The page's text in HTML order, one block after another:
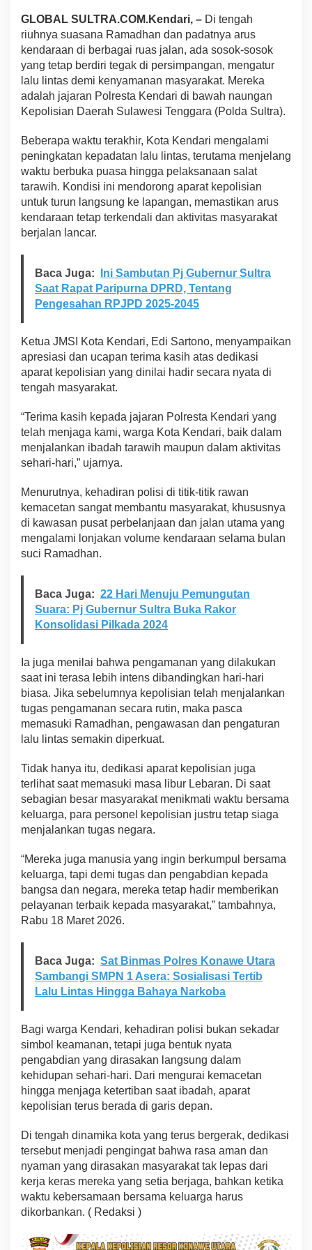
o
l
i
s
a
n
Y
n
d
i
N
i
a
i
d
i
r
S
c
r
a
N
a
a
d
i
n
g
a
h
M
a
r
a
GLOBAL SULTRA.COM.Kendari, – Di tengah
riuhnya suasana Ramadhan dan padatnya arus
kendaraan di berbagai ruas jalan, ada sosok-sosok
yang tetap berdiri tegak di persimpangan, mengatur
lalu lintas demi kenyamanan masyarakat. Mereka
adalah jajaran Polresta Kendari di bawah naungan
Kepolisian Daerah Sulawesi Tenggara (Polda Sultra).
Beberapa waktu terakhir, Kota Kendari mengalami
peningkatan kepadatan lalu lintas, terutama menjelang
waktu berbuka puasa hingga pelaksanaan salat
tarawih. Kondisi ini mendorong aparat kepolisian
untuk turun langsung ke lapangan, memastikan arus
kendaraan tetap terkendali dan aktivitas masyarakat
berjalan lancar.
Baca Juga:
Ini Sambutan Pj Gubernur Sultra
Saat Rapat Paripurna DPRD, Tentang
Pengesahan RPJPD 2025-2045
Ketua JMSI Kota Kendari, Edi Sartono, menyampaikan
apresiasi dan ucapan terima kasih atas dedikasi
aparat kepolisian yang dinilai hadir secara nyata di
tengah masyarakat.
“Terima kasih kepada jajaran Polresta Kendari yang
telah menjaga kami, warga Kota Kendari, baik dalam
menjalankan ibadah tarawih maupun dalam aktivitas
sehari-hari,” ujarnya.
Menurutnya, kehadiran polisi di titik-titik rawan
kemacetan sangat membantu masyarakat, khususnya
di kawasan pusat perbelanjaan dan jalan utama yang
mengalami lonjakan volume kendaraan selama bulan
suci Ramadhan.
Baca Juga: 22 Hari Menuju Pemungutan
Suara: Pj Gubernur Sultra Buka Rakor
Konsolidasi Pilkada 2024
Ia juga menilai bahwa pengamanan yang dilakukan
saat ini terasa lebih intens dibandingkan hari-hari
biasa. Jika sebelumnya kepolisian telah menjalankan
tugas pengamanan secara rutin, maka pasca
memasuki Ramadhan, pengawasan dan pengaturan
lalu lintas semakin diperkuat.
Tidak hanya itu, dedikasi aparat kepolisian juga
terlihat saat memasuki masa libur Lebaran. Di saat
sebagian besar masyarakat menikmati waktu bersama
keluarga, para personel kepolisian justru tetap siaga
menjalankan tugas negara.
“Mereka juga manusia yang ingin berkumpul bersama
keluarga, tapi demi tugas dan pengabdian kepada
bangsa dan negara, mereka tetap hadir memberikan
pelayanan terbaik kepada masyarakat,” tambahnya,
Rabu 18 Maret 2026.
Baca Juga: Sat Binmas Polres Konawe Utara
Sambangi SMPN 1 Asera: Sosialisasi Tertib
Lalu Lintas Hingga Bahaya Narkoba
Bagi warga Kendari, kehadiran polisi bukan sekadar
simbol keamanan, tetapi juga bentuk nyata
pengabdian yang dirasakan langsung dalam
kehidupan sehari-hari. Dari mengurai kemacetan
hingga menjaga ketertiban saat ibadah, aparat
kepolisian terus berada di garis depan.
Di tengah dinamika kota yang terus bergerak, dedikasi
tersebut menjadi pengingat bahwa rasa aman dan
nyaman yang dirasakan masyarakat tak lepas dari
kerja keras mereka yang setia berjaga, bahkan ketika
waktu kebersamaan bersama keluarga harus
dikorbankan. ( Redaksi )